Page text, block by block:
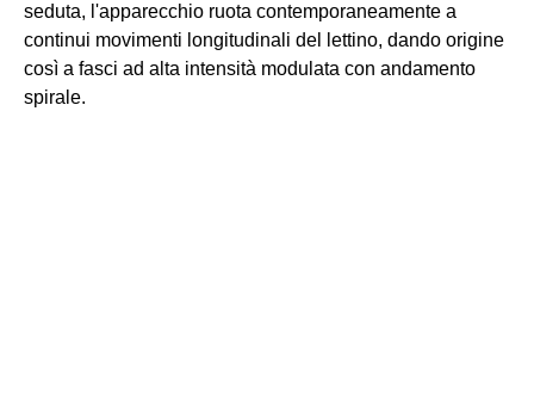
seduta, l'apparecchio ruota contemporaneamente a
continui movimenti longitudinali del lettino, dando origine
così a fasci ad alta intensità modulata con andamento
spirale.